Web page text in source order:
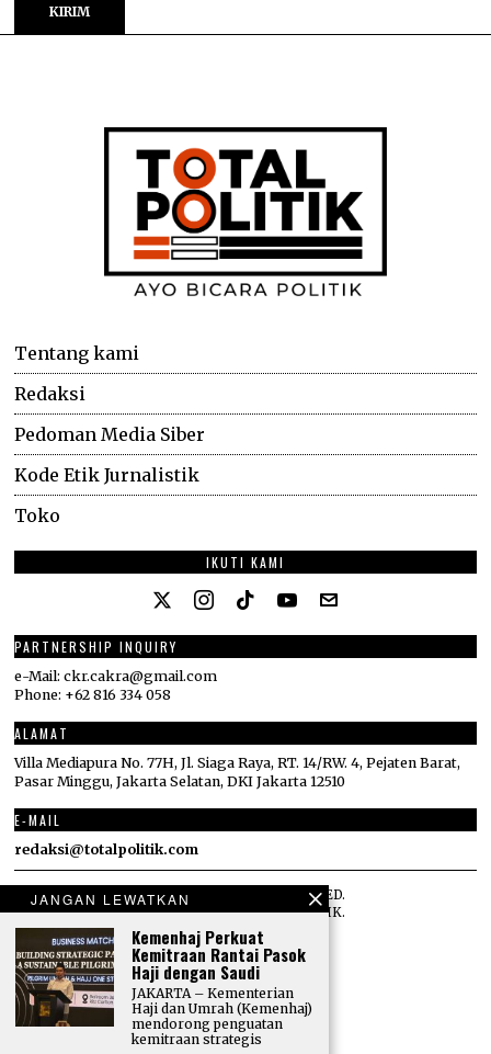
Tentang kami
Redaksi
Pedoman Media Siber
Kode Etik Jurnalistik
Toko
IKUTI KAMI
PARTNERSHIP INQUIRY
e-Mail: ckr.cakra@gmail.com
Phone: +62 816 334 058
ALAMAT
Villa Mediapura No. 77H, Jl. Siaga Raya, RT. 14/RW. 4, Pejaten Barat,
Pasar Minggu, Jakarta Selatan, DKI Jakarta 12510
E-MAIL
redaksi@totalpolitik.com
©2026
ALL RIGHTS RESERVED.
DESIGNED BYTOTAL POLITIK.
JANGAN LEWATKAN
Kemenhaj Perkuat
Kemitraan Rantai Pasok
Haji dengan Saudi
JAKARTA – Kementerian
Haji dan Umrah (Kemenhaj)
mendorong penguatan
kemitraan strategis